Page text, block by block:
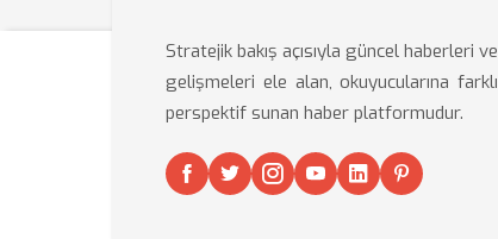
Stratejik bakış açısıyla güncel haberleri ve
gelişmeleri ele alan, okuyucularına farklı
perspektif sunan haber platformudur.